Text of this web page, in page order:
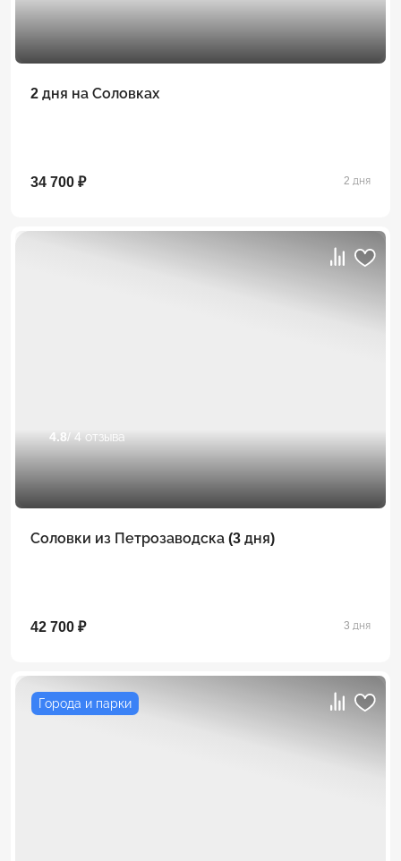
2 дня на Соловках
34 700 ₽ 2 дня
4.8/ 4 отзыва
Соловки из Петрозаводска (3 дня)
42 700 ₽ 3 дня
Города и парки